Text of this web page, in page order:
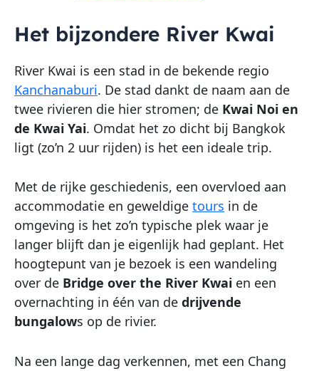
Het bijzondere River Kwai
River Kwai is een stad in de bekende regio
Kanchanaburi. De stad dankt de naam aan de
twee rivieren die hier stromen; de Kwai Noi en
de Kwai Yai. Omdat het zo dicht bij Bangkok
ligt (zo’n 2 uur rijden) is het een ideale trip.
Met de rijke geschiedenis, een overvloed aan
accommodatie en geweldige tours in de
omgeving is het zo’n typische plek waar je
langer blijft dan je eigenlijk had geplant. Het
hoogtepunt van je bezoek is een wandeling
over de Bridge over the River Kwai en een
overnachting in één van de drijvende
bungalows op de rivier.
Na een lange dag verkennen, met een Chang